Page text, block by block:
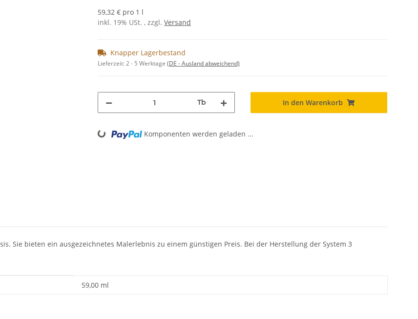
59,32 € pro 1 l
inkl. 19% USt. , zzgl. Versand
Knapper Lagerbestand
Lieferzeit:2 - 5 Werktage (DE - Ausland abweichend)
Tb In den Warenkorb
Loading... Komponenten werden geladen ...
Sie bieten ein ausgezeichnetes Malerlebnis zu einem günstigen Preis. Bei der Herstellung der System 3
59,00 ml